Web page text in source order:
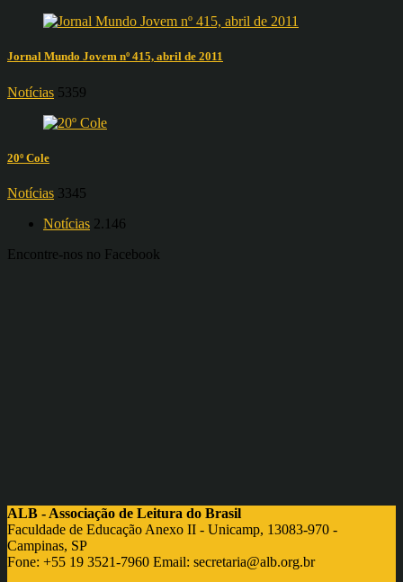
Jornal Mundo Jovem nº 415, abril de 2011
Notícias 5359
20º Cole
Notícias 3345
Notícias 2.146
Encontre-nos no Facebook
ALB - Associação de Leitura do Brasil
Faculdade de Educação Anexo II - Unicamp, 13083-970 -
Campinas, SP
Fone: +55 19 3521-7960 Email: secretaria@alb.org.br